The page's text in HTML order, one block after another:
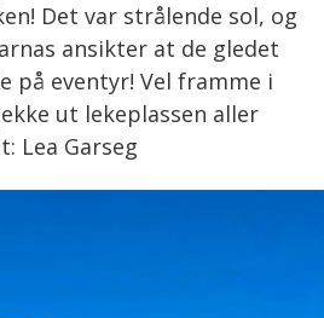
Det var strålende sol, og
ansikter at de gledet
på eventyr! Vel framme i
ut lekeplassen aller
Lea Garseg